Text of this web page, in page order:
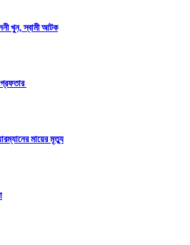
খুন, স্বামী আটক
মায়ের মৃত্যু